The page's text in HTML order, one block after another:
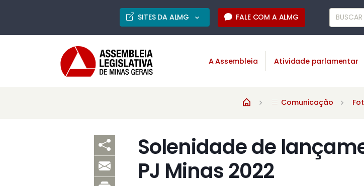
SITES DA ALMG FALE COM A ALMG
A Assembleia Atividade parlamentar
Comunicação
Solenidade de
PJ Minas 2022